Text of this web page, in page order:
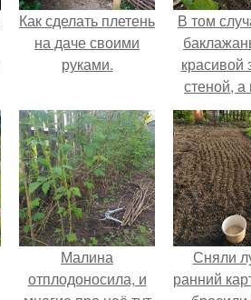
Как сделать плетень
на даче своими
руками.
В том
красивой
стеной, а
почти не
Малина
отплодоносила, и
Сняли
ранний